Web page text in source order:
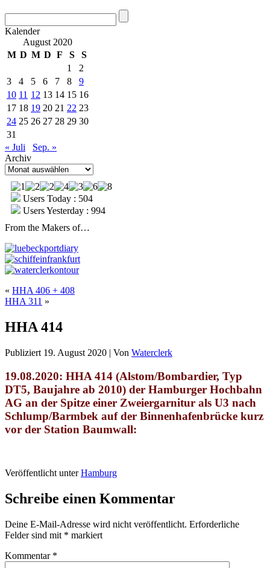
Kalender
August 2020
M D M D F S
S
1
2
3
4 5 6 7 8
9
10 11 12 13 14 15 16
17 18 19 20 21 22 23
24 25 26 27 28 29 30
31
« Juli
Sep. »
Archiv
Archiv
Users Today : 504
Users Yesterday : 994
From the Makers of…
« HHA 406 + 408
HHA 311 »
HHA 414
Publiziert 19. August 2020 | Von Waterclerk
19.08.2020: HHA 414 (Alstom/Bombardier, Typ
DT5, Baujahre ab 2010) der Hamburger Hochbahn
AG an der Spitze einer Zweiergarnitur als U3 nach
Schlump/Barmbek auf der Binnenhafenbrücke kurz
vor der Station Baumwall:
Veröffentlicht unter Hamburg
Schreibe einen Kommentar
Deine E-Mail-Adresse wird nicht veröffentlicht. Erforderliche
Felder sind mit * markiert
Kommentar *